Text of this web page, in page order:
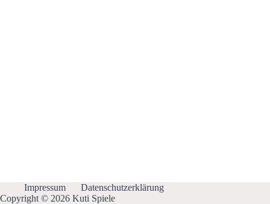
Impressum
Datenschutzerklärung
Copyright © 2026 Kuti Spiele